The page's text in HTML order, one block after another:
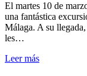
El martes 10 de
una fantástica
Málaga. A su
les…
Leer más